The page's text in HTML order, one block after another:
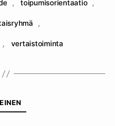
, toipumisorientaatio ,
,
, vertaistoiminta